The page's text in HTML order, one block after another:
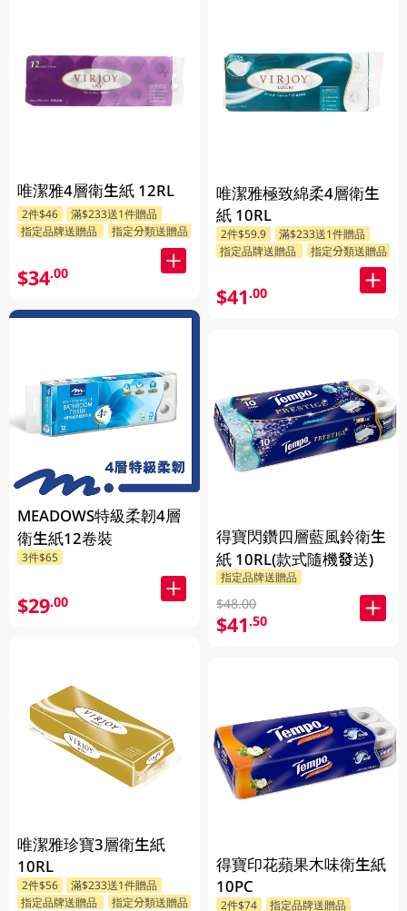
唯潔雅4層衛生紙 12RL
2件$46
滿$233送1件贈品
指定品牌送贈品
指定分類送贈品
$34.00
MEADOWS特級柔韌4層
衛生紙12卷裝
3件$65
$29.00
唯潔雅珍寶3層衛生紙
10RL
2件$56
滿$233送1件贈品
指定品牌送贈品
指定分類送贈品
唯潔雅極致綿柔4層衛生
紙 10RL
2件$59.9
滿$233送1件贈品
指定品牌送贈品
指定分類送贈品
$41.00
得寶閃鑽四層藍風鈴衛生
紙 10RL(款式隨機發送)
指定品牌送贈品
$48.00
$41.50
得寶印花蘋果木味衛生紙
10PC
2件$74 指定品牌送贈品